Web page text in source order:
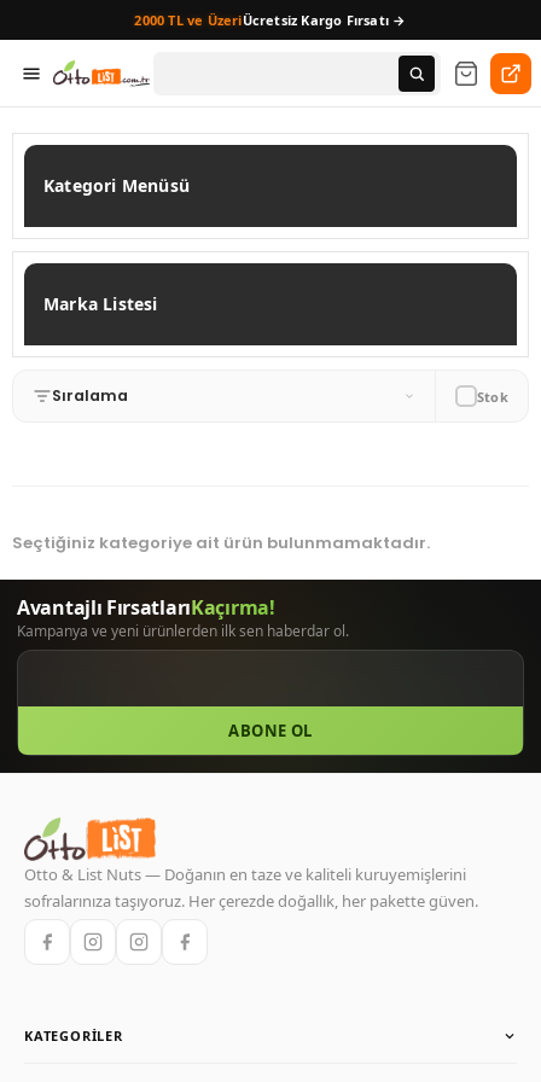
2000 TL ve ÜzeriÜcretsiz Kargo Fırsatı →
Kategori Menüsü
Marka Listesi
Sıralama
Seçtiğiniz kategoriye ait ürün bulunmamaktadır.
ABONE OL
Otto & List Nuts — Doğanın en taze ve kaliteli kuruyemişlerini
sofralarınıza taşıyoruz. Her çerezde doğallık, her pakette güven.
KATEGORILER